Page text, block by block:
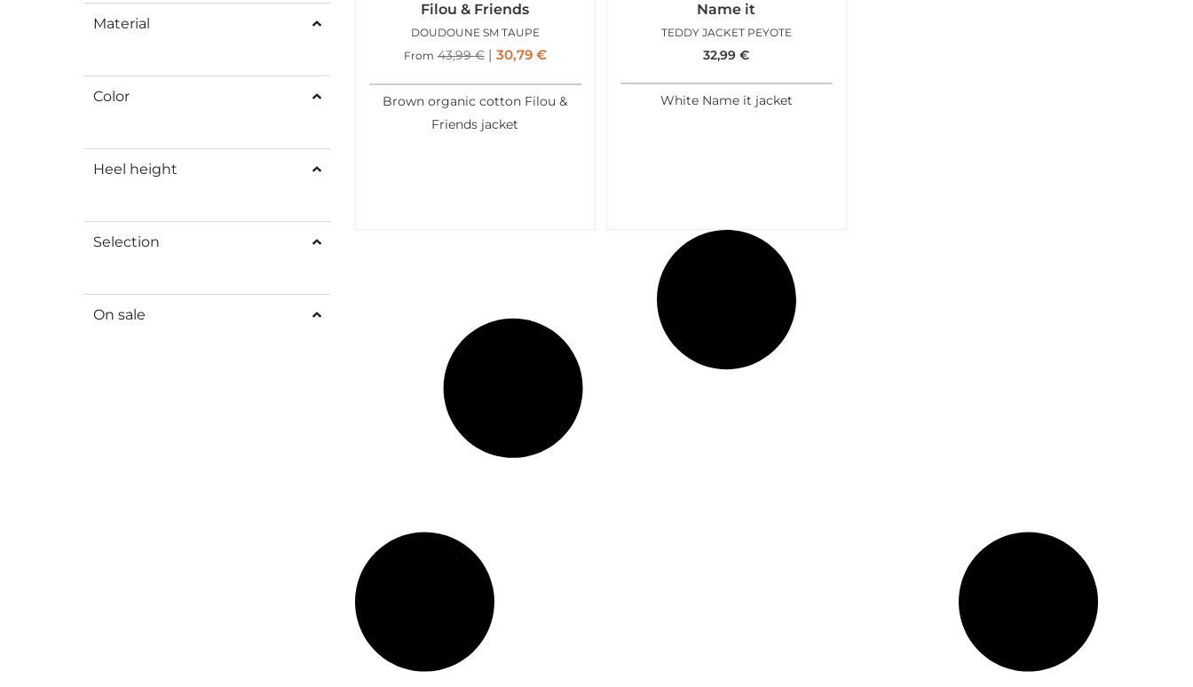
Material
Color
Heel height
Selection
On sale
Filou & Friends
DOUDOUNE SM TAUPE
From 43,99€ 30,79 €
Brown organic cotton Filou &
Friends jacket
Name it
TEDDY JACKET PEYOTE
32,99€
White Name it jacket